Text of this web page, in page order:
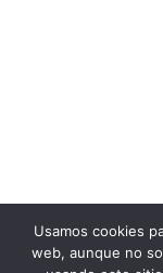
Usamos cookies
web, aunque no